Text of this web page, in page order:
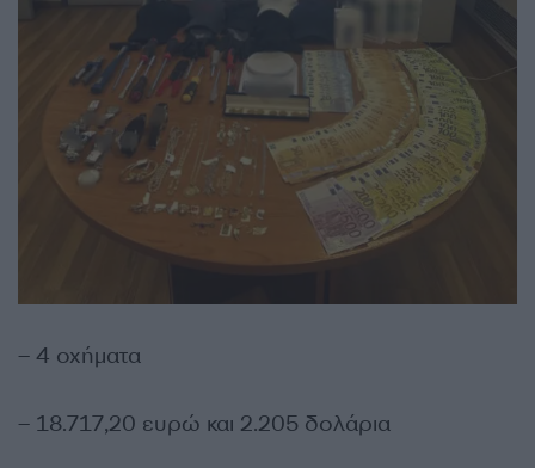
– 4 οχήματα
– 18.717,20 ευρώ και 2.205 δολάρια